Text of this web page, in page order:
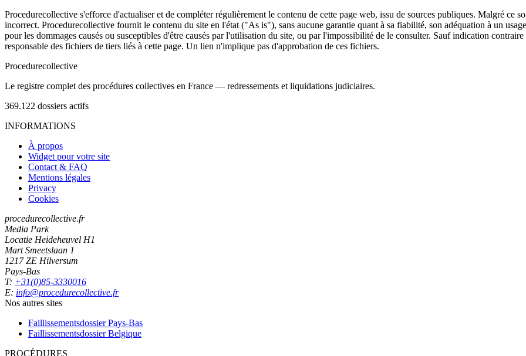
Procedurecollective s'efforce d'actualiser et de compléter régulièrement le contenu de cette page web, issu de sources publiques. Malgré ce
incorrect. Procedurecollective fournit le contenu du site en l'état ("As is"), sans aucune garantie quant à sa fiabilité, son adéquation à un
pour les dommages causés ou susceptibles d'être causés par l'utilisation du site, ou par l'impossibilité de le consulter. Sauf indication
responsable des fichiers de tiers liés à cette page. Un lien n'implique pas d'approbation de ces fichiers.
Procedurecollective
Le registre complet des procédures collectives en France — redressements et liquidations judiciaires.
369.122 dossiers actifs
INFORMATIONS
À propos
Widget pour votre site
Contact & FAQ
Mentions légales
Privacy
Cookies
procedurecollective.fr
Media Park
Locatie Heideheuvel H1
Mart Smeetslaan 1
1217 ZE Hilversum
Pays-Bas
T: +31(0)85-3330016
E: info@procedurecollective.fr
Nos autres sites
Faillissementsdossier Pays-Bas
Faillissementsdossier Belgique
PROCÉDURES